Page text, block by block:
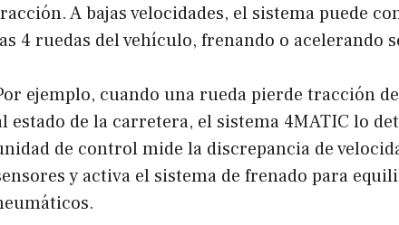
A bajas velocidades, el sistema puede
4 ruedas del vehículo, frenando o acelerando
ejemplo, cuando una rueda pierde tracción
estado de la carretera, el sistema 4MATIC lo
de control mide la discrepancia de
y activa el sistema de frenado para